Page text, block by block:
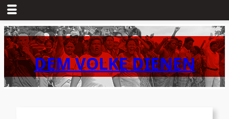
Zum
Inhalt
springenDEM VOLKE DIENEN